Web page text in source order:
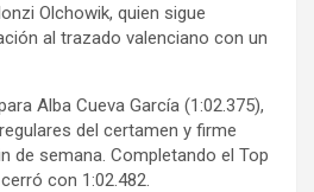
Olchowik, quien sigue
al trazado valenciano con un
Alba Cueva García (1:02.375),
del certamen y firme
de semana. Completando el Top
con 1:02.482.